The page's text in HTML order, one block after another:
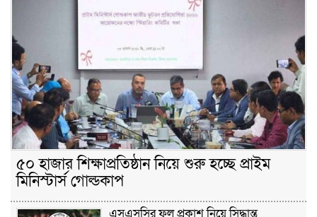
৫০ হাজার শিক্ষাপ্রতিষ্ঠান নিয়ে শুরু হচ্ছে প্রাইম
মিনিস্টার্স গোল্ডকাপ
এসএসসির ফল প্রকাশ নিয়ে সিদ্ধান্ত